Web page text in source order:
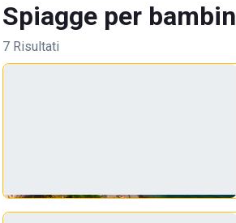
Spiagge per
7 Risultati